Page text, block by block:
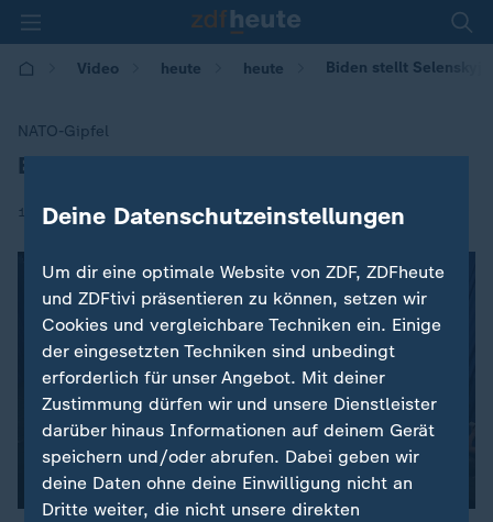
Video heute heute Biden stellt Selenskyj
NATO-Gipfel
:Biden stellt Selenskyj als "Putin" vor
12.07.2024 | 09:12
Deine Datenschutzeinstellungen
Um dir eine optimale Website von ZDF, ZDFheute
und ZDFtivi präsentieren zu können, setzen wir
Cookies und vergleichbare Techniken ein. Einige
der eingesetzten Techniken sind unbedingt
erforderlich für unser Angebot. Mit deiner
Zustimmung dürfen wir und unsere Dienstleister
darüber hinaus Informationen auf deinem Gerät
speichern und/oder abrufen. Dabei geben wir
deine Daten ohne deine Einwilligung nicht an
Dritte weiter, die nicht unsere direkten